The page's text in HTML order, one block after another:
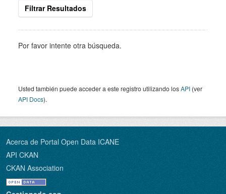
Filtrar Resultados
Por favor intente otra búsqueda.
Usted también puede acceder a este registro utilizando losAPI (ver
API Docs).
Acerca de Portal Open Data ICANE
API CKAN
CKAN Association